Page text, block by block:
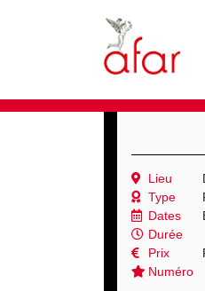
Lieu
Type
Dates
Durée
Prix
Numéro